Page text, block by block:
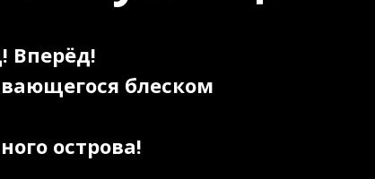
Вперёд!
блеском
острова!